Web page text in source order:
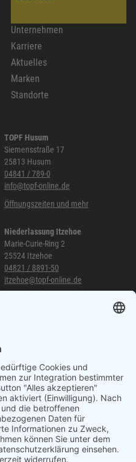
Unternehmen
Karriere
Aktuelles
Marken
Standorte
TOPF Husum
Siemensstraße 17
25813 Husum
04841 / 789-0
info@topf-online.de
Öffnungszeiten und mehr
Niederlassung Itzehoe
Marie-Curie-Ring 2
25524 Itzehoe
04821 / 8891-50
itzehoe@topf-online.de
040 / 21 04 04 04-04
glinde@topf-online.de
Öffnungszeiten und mehr